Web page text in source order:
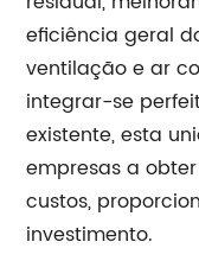
eficiência geral
ventilação e ar
integrar-se
existente, esta
empresas a
custos,
investimento.